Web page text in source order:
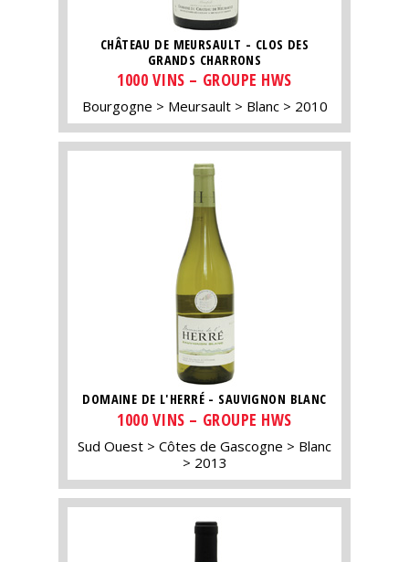
CHÂTEAU DE MEURSAULT - CLOS DES
GRANDS CHARRONS
1000 VINS – GROUPE HWS
Bourgogne Meursault Blanc 2010
DOMAINE DE L'HERRÉ - SAUVIGNON BLANC
1000 VINS – GROUPE HWS
Sud Ouest Côtes de Gascogne
Blanc
2013